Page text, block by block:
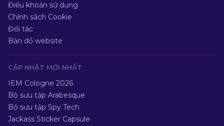
Điều khoản sử dụng
Chính sách Cookie
Đối tác
Bản đồ website
CẬP NHẬT MỚI NHẤT
IEM Cologne 2026
Bộ sưu tập Arabesque
Bộ sưu tập Spy Tech
Jackass Sticker Capsule